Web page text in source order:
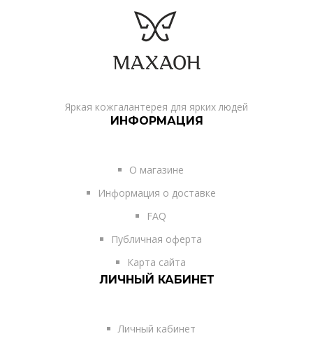
Яркая кожгалантерея для ярких людей
ИНФОРМАЦИЯ
О магазине
Информация о доставке
FAQ
Публичная оферта
Карта сайта
ЛИЧНЫЙ КАБИНЕТ
Личный кабинет